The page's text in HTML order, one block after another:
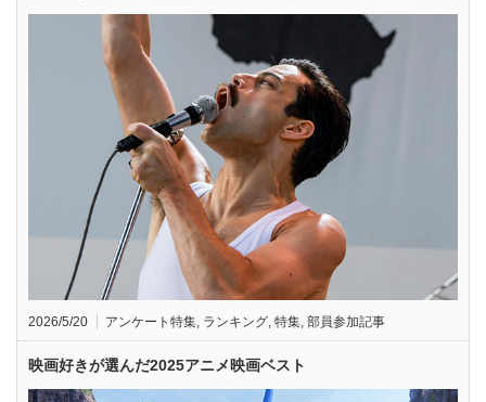
2026/5/20 アンケート特集 ランキング 特集 部員参加記事
映画好きが選んだ2025アニメ映画ベスト